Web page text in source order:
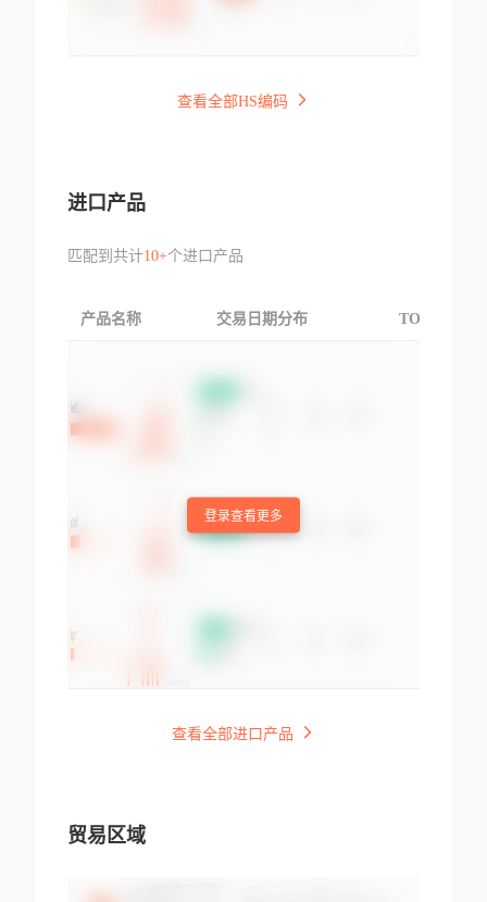
查看全部HS编码
进口产品
匹配到共计10+个进口产品
产品名称 交易日期分布 TOP3交易国
登录查看更多
查看全部进口产品
贸易区域